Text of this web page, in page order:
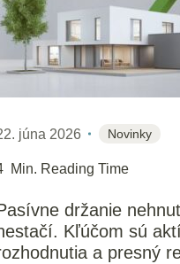
júna 2026 Novinky
Min. Reading Time
držanie
Kľúčom sú
a presný